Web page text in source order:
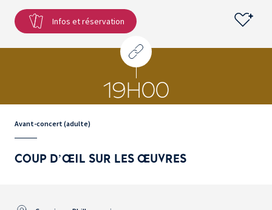
Infos et réservation
19H00
Avant-concert (adulte)
COUP D’ŒIL SUR LES ŒUVRES